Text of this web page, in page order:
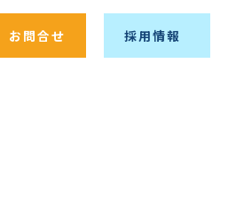
お問合せ 採用情報